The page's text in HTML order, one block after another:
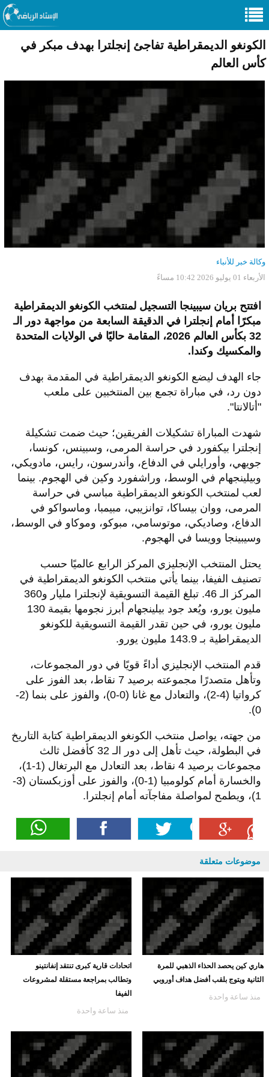
الكونغو الديمقراطية تفاجئ إنجلترا بهدف مبكر في
كأس العالم
وكالة خبر للأنباء
الأربعاء 01 يوليو 2026 10:42 مساءً
افتتح بريان سيبينجا التسجيل لمنتخب الكونغو الديمقراطية
مبكرًا أمام إنجلترا في الدقيقة السابعة من مواجهة دور الـ
32 بكأس العالم 2026، المقامة حاليًا في الولايات المتحدة
والمكسيك وكندا.
جاء الهدف ليضع الكونغو الديمقراطية في المقدمة بهدف
دون رد، في مباراة تجمع بين المنتخبين على ملعب
"أتالانتا".
شهدت المباراة تشكيلات الفريقين؛ حيث ضمت تشكيلة
إنجلترا بيكفورد في حراسة المرمى، وسبينس، كونسا،
جويهي، وأورايلي في الدفاع، وأندرسون، رايس، مادويكي،
وبيلينجهام في الوسط، وراشفورد وكين في الهجوم. بينما
لعب لمنتخب الكونغو الديمقراطية مباسي في حراسة
المرمى، ووان بيساكا، توانزيبي، مبيمبا، وماسواكو في
الدفاع، وصاديكي، موتوسامي، مبوكو، وموكاو في الوسط،
وسيبينجا وويسا في الهجوم.
يحتل المنتخب الإنجليزي المركز الرابع عالميًا حسب
تصنيف الفيفا، بينما يأتي منتخب الكونغو الديمقراطية في
المركز الـ 46. تبلغ القيمة التسويقية لإنجلترا مليار و360
مليون يورو، ويُعد جود بيلينجهام أبرز نجومها بقيمة 130
مليون يورو، في حين تقدر القيمة التسويقية للكونغو
الديمقراطية بـ 143.9 مليون يورو.
قدم المنتخب الإنجليزي أداءً قويًا في دور المجموعات،
وتأهل متصدرًا مجموعته برصيد 7 نقاط، بعد الفوز على
كرواتيا (4-2)، والتعادل مع غانا (0-0)، والفوز على بنما (2-
0).
من جهته، يواصل منتخب الكونغو الديمقراطية كتابة التاريخ
في البطولة، حيث تأهل إلى دور الـ 32 كأفضل ثالث
مجموعات برصيد 4 نقاط، بعد التعادل مع البرتغال (1-1)،
والخسارة أمام كولومبيا (1-0)، والفوز على أوزبكستان (3-
1)، ويطمح لمواصلة مفاجآته أمام إنجلترا.
موضوعات متعلقة
هاري كين يحصد الحذاء الذهبي للمرة
الثانية ويتوج بلقب أفضل هداف أوروبي
منذ ساعة واحدة
اتحادات قارية كبرى تنتقد إنفانتينو
وتطالب بمراجعة مستقلة لمشروعات
الفيفا
منذ ساعة واحدة